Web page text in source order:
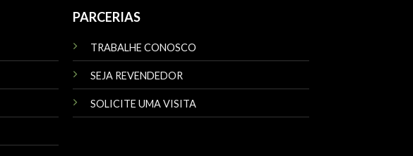
PARCERIAS
TRABALHE CONOSCO
SEJA REVENDEDOR
SOLICITE UMA VISITA